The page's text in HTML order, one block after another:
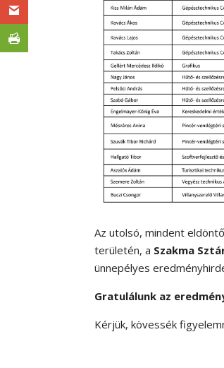
Az utolsó, mindent
területén, a Szakma
ünnepélyes
Gratulálunk az
Kérjük, kövessék